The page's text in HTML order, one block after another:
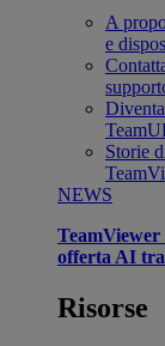
A
e
Storie
NEWS
offerta AI
Risorse